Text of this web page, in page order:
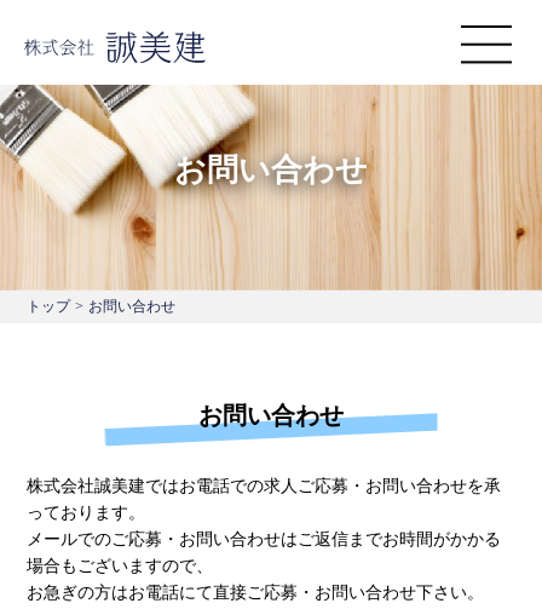
お問い合わせ
トップ > お問い合わせ
お問い合わせ
株式会社誠美建ではお電話での求人ご応募・お問い合わせを承
っております。
メールでのご応募・お問い合わせはご返信までお時間がかかる
場合もございますので、
お急ぎの方はお電話にて直接ご応募・お問い合わせ下さい。